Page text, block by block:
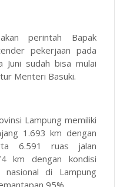
perintah Bapak
pekerjaan pada
Juni sudah bisa mulai
Menteri Basuki.
Lampung memiliki
1.693 km dengan
6.591 ruas jalan
km dengan kondisi
di Lampung
95%.